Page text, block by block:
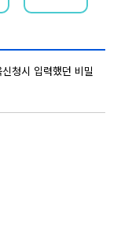
청시 입력했던 비밀